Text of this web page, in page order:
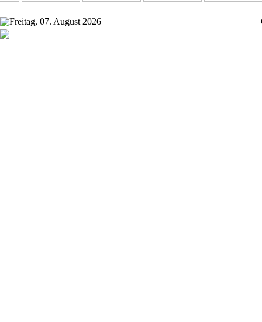
Freitag, 07. August 2026